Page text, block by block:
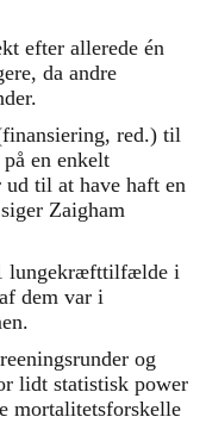
efter allerede én
da andre
red.) til
en enkelt
ud til at have haft en
Zaigham
lungekræfttilfælde i
dem var i
og
lidt statistisk power
mortalitetsforskelle